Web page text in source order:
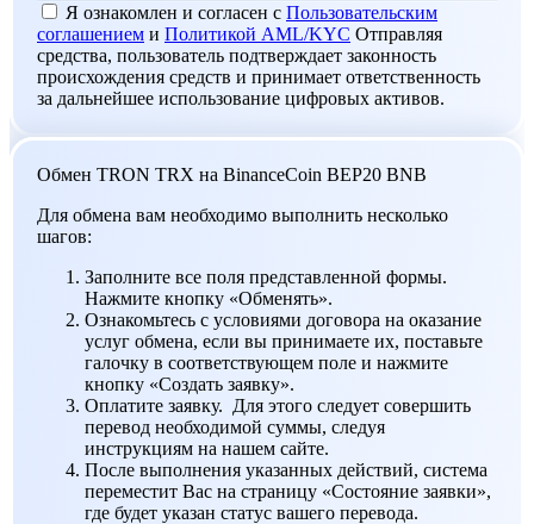
Я ознакомлен и согласен c Пользовательским
соглашением и Политикой AML/KYC Отправляя
средства, пользователь подтверждает законность
происхождения средств и принимает ответственность
за дальнейшее использование цифровых активов.
Обмен TRON TRX на BinanceCoin BEP20 BNB
Для обмена вам необходимо выполнить несколько
шагов:
Заполните все поля представленной формы.
Нажмите кнопку «Обменять».
Ознакомьтесь с условиями договора на оказание
услуг обмена, если вы принимаете их, поставьте
галочку в соответствующем поле и нажмите
кнопку «Создать заявку».
Оплатите заявку. Для этого следует совершить
перевод необходимой суммы, следуя
инструкциям на нашем сайте.
После выполнения указанных действий, система
переместит Вас на страницу «Состояние заявки»,
где будет указан статус вашего перевода.